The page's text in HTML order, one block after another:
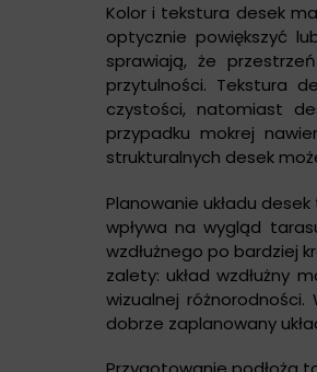
Kolor i tekstura desek
optycznie powiększyć
sprawiają, że
przytulności. Tekstura
czystości, natomiast
przypadku mokrej
strukturalnych desek
Planowanie układu
wpływa na wygląd
wzdłużnego po bardziej
zalety: układ wzdłużny
wizualnej
dobrze zaplanowany